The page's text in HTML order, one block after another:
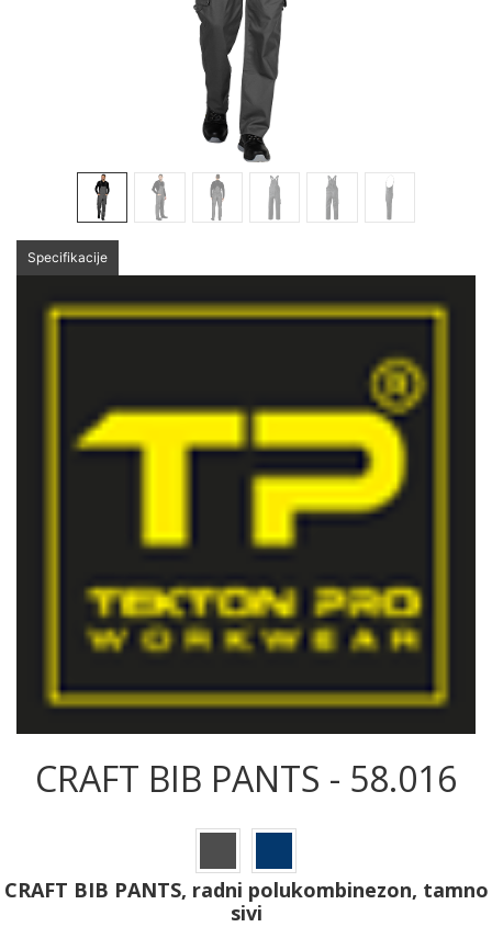
Specifikacije
CRAFT BIB PANTS - 58.016
CRAFT BIB PANTS, radni polukombinezon, tamno
sivi